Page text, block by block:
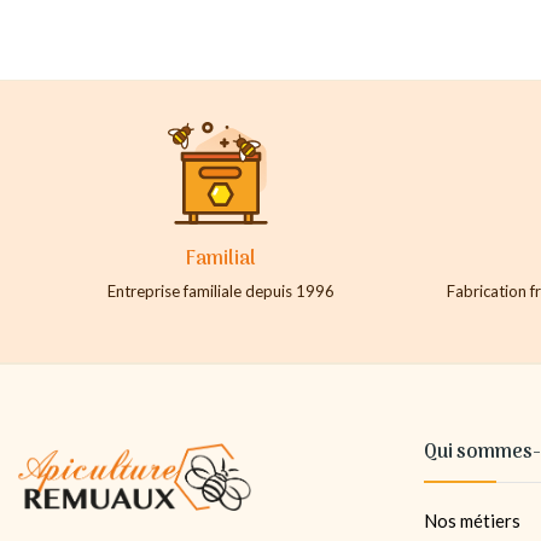
Familial
Entreprise familiale depuis 1996
Fabrication
Qui
Nos métiers